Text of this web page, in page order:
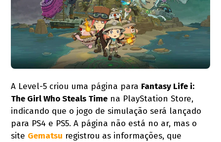
A Level-5 criou uma página para Fantasy Life i:
The Girl Who Steals Time na PlayStation Store,
indicando que o jogo de simulação será lançado
para PS4 e PS5. A página não está no ar, mas o
site Gematsu registrou as informações, que